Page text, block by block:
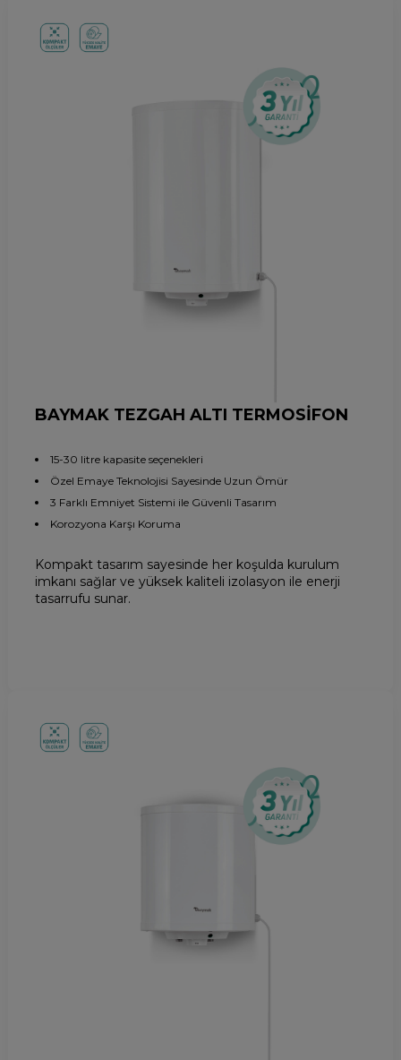
BAYMAK TEZGAH ALTI TERMOSİFON
15-30 litre kapasite seçenekleri
Özel Emaye Teknolojisi Sayesinde Uzun Ömür
3 Farklı Emniyet Sistemi ile Güvenli Tasarım
Korozyona Karşı Koruma
Kompakt tasarım sayesinde her koşulda kurulum
imkanı sağlar ve yüksek kaliteli izolasyon ile enerji
tasarrufu sunar.